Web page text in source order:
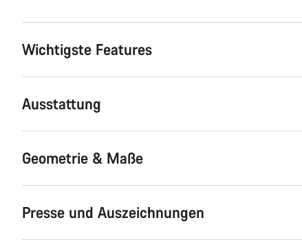
Wichtigste Features
Ausstattung
Geometrie & Maße
Presse und Auszeichnungen